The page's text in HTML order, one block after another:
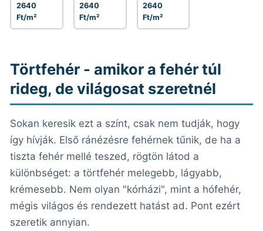
2640
Ft/m²
2640
Ft/m²
2640
Ft/m²
Törtfehér - amikor a fehér túl
rideg, de világosat szeretnél
Sokan keresik ezt a színt, csak nem tudják, hogy
így hívják. Első ránézésre fehérnek tűnik, de ha a
tiszta fehér mellé teszed, rögtön látod a
különbséget: a törtfehér melegebb, lágyabb,
krémesebb. Nem olyan "kórházi", mint a hófehér,
mégis világos és rendezett hatást ad. Pont ezért
szeretik annyian.